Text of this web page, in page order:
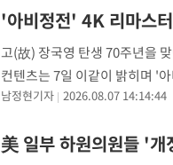
'아비정전' 4K 리마스
고(故) 장국영 탄생 70주년을
컨텐츠는 7일 이같이 밝히며 '
작품은 1990년 개봉 당시 홍콩
남정현기자 2026.08.07 14:14:44
美 일부 하원의원들 '